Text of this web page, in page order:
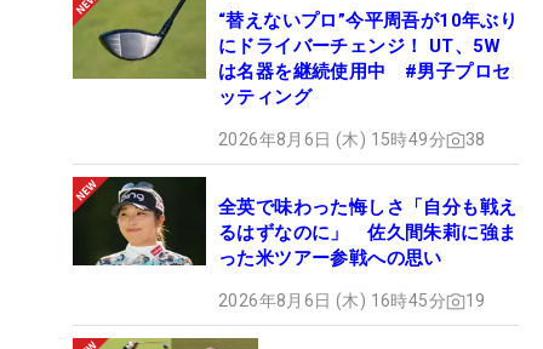
“替えないプロ”今平周吾が10年ぶり
にドライバーチェンジ！ UT、5W
は名器を継続使用中 #男子プロセ
ッティング
2026年8月6日 (木) 15時49分 38
全英で味わった悔しさ「自分も戦え
るはずなのに」 佐久間朱莉に強ま
った米ツアー参戦への思い
2026年8月6日 (木) 16時45分 19